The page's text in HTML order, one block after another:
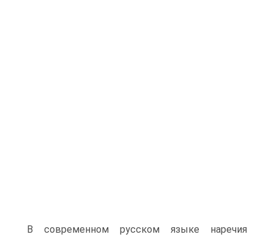
В современном русском языке наречия